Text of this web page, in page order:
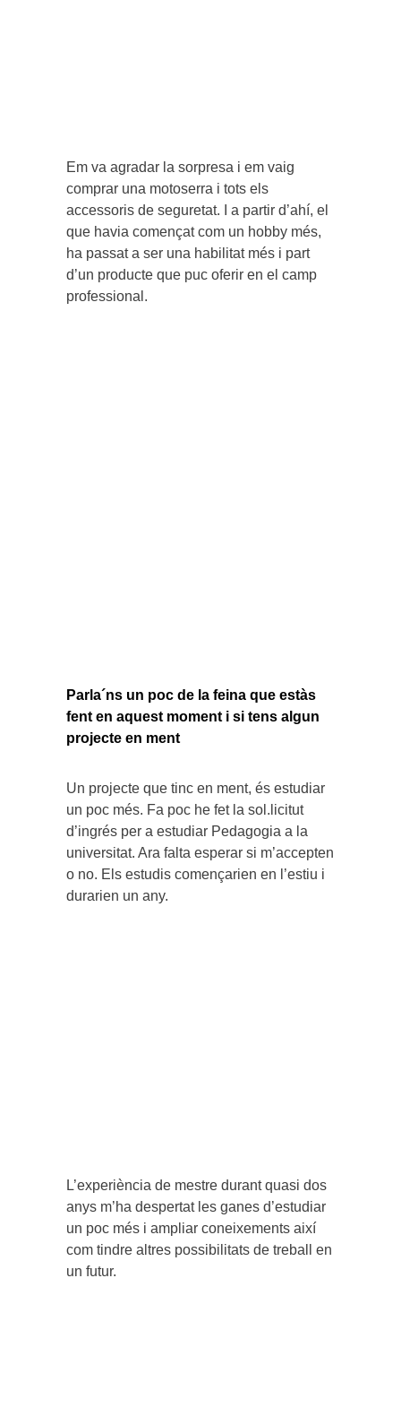
Em va agradar la sorpresa i em vaig
comprar una motoserra i tots els
accessoris de seguretat. I a partir d’ahí, el
que havia començat com un hobby més,
ha passat a ser una habilitat més i part
d’un producte que puc oferir en el camp
professional.
Parla´ns un poc de la feina que estàs
fent en aquest moment i si tens algun
projecte en ment
Un projecte que tinc en ment, és estudiar
un poc més. Fa poc he fet la sol.licitut
d’ingrés per a estudiar Pedagogia a la
universitat. Ara falta esperar si m’accepten
o no. Els estudis començarien en l’estiu i
durarien un any.
L’experiència de mestre durant quasi dos
anys m’ha despertat les ganes d’estudiar
un poc més i ampliar coneixements així
com tindre altres possibilitats de treball en
un futur.